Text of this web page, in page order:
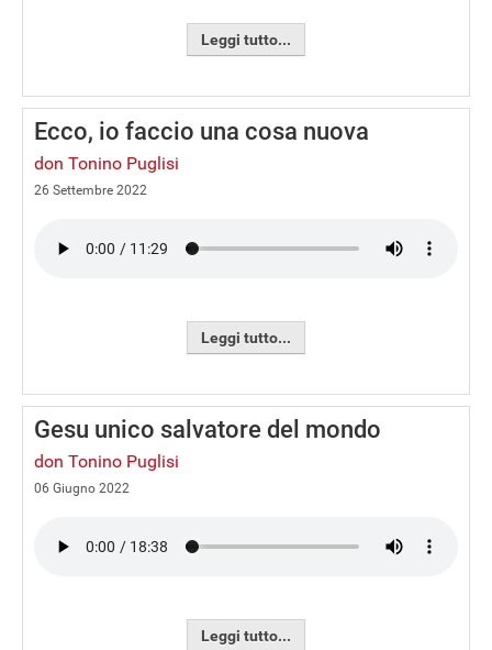
Leggi tutto...
Ecco, io faccio una cosa nuova
don Tonino Puglisi
26 Settembre 2022
Leggi tutto...
Gesu unico salvatore del mondo
don Tonino Puglisi
06 Giugno 2022
Leggi tutto...